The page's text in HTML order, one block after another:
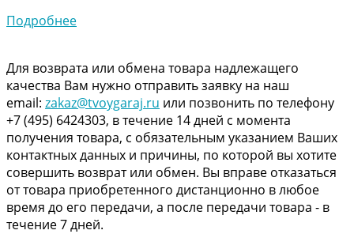
Подробнее
Для возврата или обмена товара надлежащего
качества Вам нужно отправить заявку на наш
email: zakaz@tvoygaraj.ru или позвонить по телефону
+7 (495) 6424303, в течение 14 дней с момента
получения товара, с обязательным указанием Ваших
контактных данных и причины, по которой вы хотите
совершить возврат или обмен. Вы вправе отказаться
от товара приобретенного дистанционно в любое
время до его передачи, а после передачи товара - в
течение 7 дней.